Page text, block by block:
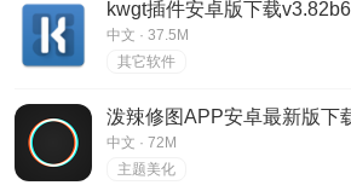
kwgt插件安卓版下载
业版
中文 · 37.5M
其它软件
泼辣修图APP安卓最新版下
专业版
中文 · 72M
主题美化